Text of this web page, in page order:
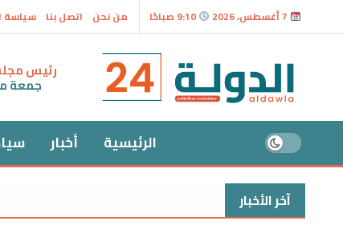
من نحن اتصل بنا سياسة
رئيس
جمعة
الرئيسية أخبار
آخر الأخبار